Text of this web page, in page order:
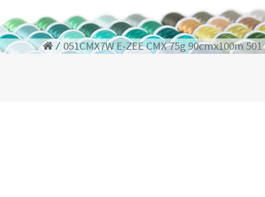
⁄ 051CMX7W E-ZEE CMX 75g 90cmx100m 501